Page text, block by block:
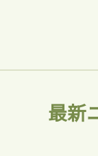
最新